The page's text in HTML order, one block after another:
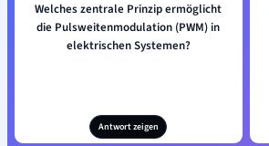
Welches zentrale Prinzip ermöglicht
die Pulsweitenmodulation (PWM) in
elektrischen Systemen?
Antwort zeigen